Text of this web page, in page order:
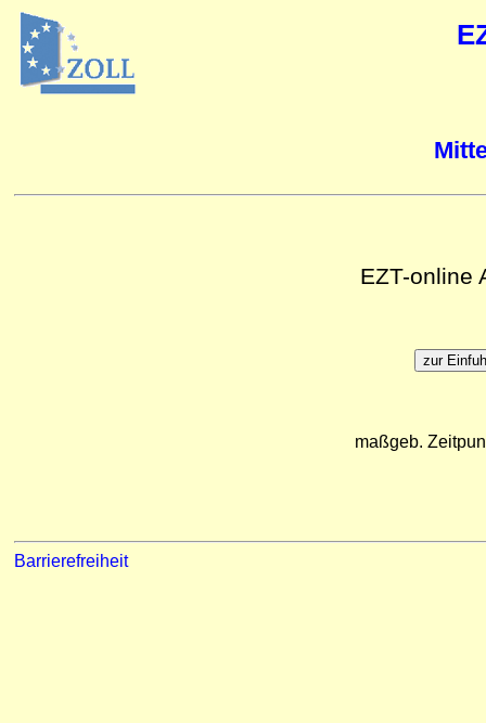
EZT-online
maßgeb.
Barrierefreiheit